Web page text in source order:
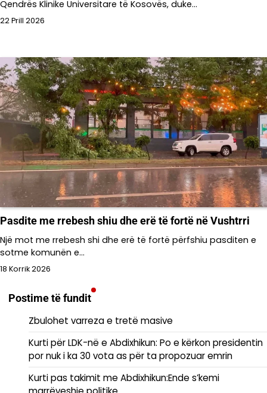
Qendrës Klinike Universitare të Kosovës, duke…
22 Prill 2026
Pasdite me rrebesh shiu dhe erë të fortë në Vushtrri
Një mot me rrebesh shi dhe erë të fortë përfshiu pasditen e
sotme komunën e…
18 Korrik 2026
Postime të fundit
Zbulohet varreza e tretë masive
Kurti për LDK-në e Abdixhikun: Po e kërkon presidentin
por nuk i ka 30 vota as për ta propozuar emrin
Kurti pas takimit me Abdixhikun:Ende s’kemi